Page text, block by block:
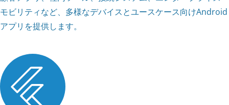
モビリティなど、多様なデバイスとユースケース向けAndroid
アプリを提供します。